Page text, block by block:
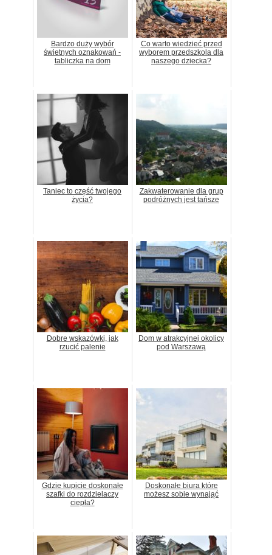
Bardzo duży wybór
świetnych oznakowań -
tabliczka na dom
Co warto wiedzieć przed
wyborem przedszkola dla
naszego dziecka?
Taniec to część twojego
życia?
Zakwaterowanie dla grup
podróżnych jest tańsze
Dobre wskazówki, jak
rzucić palenie
Dom w atrakcyjnej okolicy
pod Warszawą
Gdzie kupicie doskonałe
szafki do rozdzielaczy
ciepła?
Doskonałe biura które
możesz sobie wynająć